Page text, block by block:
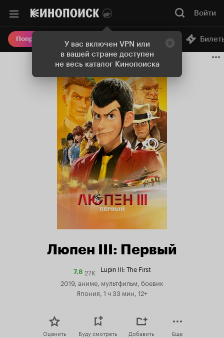
У вас включен VPN или
в вашей стране доступен
не весь каталог Кинопоиска
Войти
Попробовать Плюс Онлайн-кинотеатр
Люпен III: Первый
7.8Рейтинг
27K Lupin III: The First
2019, аниме, мультфильм, боевик
Япония, 1 ч 33 мин, 12+
Оценить Буду смотреть Добавить Еще